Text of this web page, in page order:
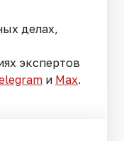
делах,
экспертов
и Max.